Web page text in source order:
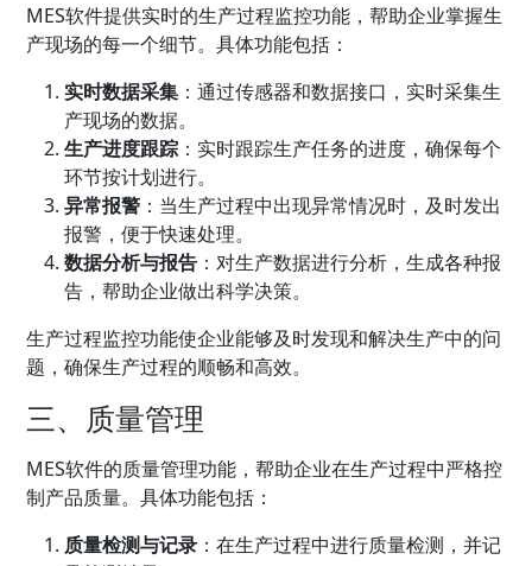
MES软件提供实时的生产过程监控功能，帮助企业掌握生
产现场的每一个细节。具体功能包括：
实时数据采集 ：通过传感器和数据接口，实时采集生
产现场的数据。
生产进度跟踪 ：实时跟踪生产任务的进度，确保每个
环节按计划进行。
异常报警 ：当生产过程中出现异常情况时，及时发出
报警，便于快速处理。
数据分析与报告 ：对生产数据进行分析，生成各种报
告，帮助企业做出科学决策。
生产过程监控功能使企业能够及时发现和解决生产中的问
题，确保生产过程的顺畅和高效。
三、质量管理
MES软件的质量管理功能，帮助企业在生产过程中严格控
制产品质量。具体功能包括：
质量检测与记录 ：在生产过程中进行质量检测，并记